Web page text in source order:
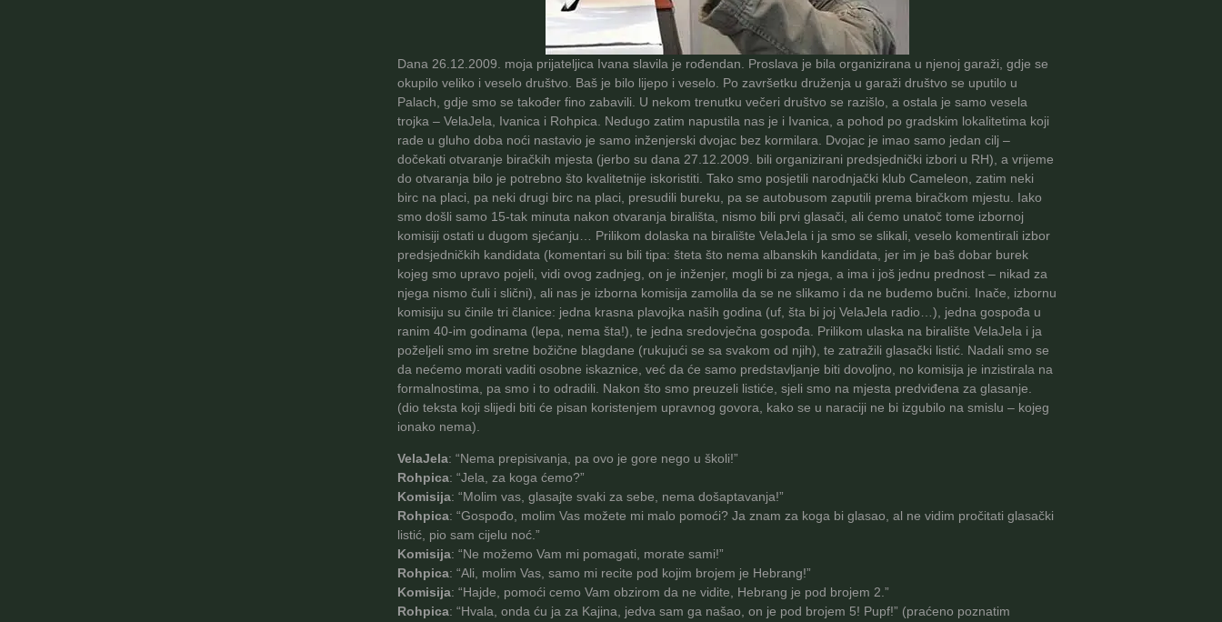
Dana 26.12.2009. moja prijateljica Ivana slavila je rođendan. Proslava je bila organizirana u njenoj garaži, gdje se
okupilo veliko i veselo društvo. Baš je bilo lijepo i veselo. Po završetku druženja u garaži društvo se uputilo u
Palach, gdje smo se također fino zabavili. U nekom trenutku večeri društvo se razišlo, a ostala je samo vesela
trojka – VelaJela, Ivanica i Rohpica. Nedugo zatim napustila nas je i Ivanica, a pohod po gradskim lokalitetima koji
rade u gluho doba noći nastavio je samo inženjerski dvojac bez kormilara. Dvojac je imao samo jedan cilj –
dočekati otvaranje biračkih mjesta (jerbo su dana 27.12.2009. bili organizirani predsjednički izbori u RH), a vrijeme
do otvaranja bilo je potrebno što kvalitetnije iskoristiti. Tako smo posjetili narodnjački klub Cameleon, zatim neki
birc na placi, pa neki drugi birc na placi, presudili bureku, pa se autobusom zaputili prema biračkom mjestu. Iako
smo došli samo 15-tak minuta nakon otvaranja birališta, nismo bili prvi glasači, ali ćemo unatoč tome izbornoj
komisiji ostati u dugom sjećanju… Prilikom dolaska na biralište VelaJela i ja smo se slikali, veselo komentirali izbor
predsjedničkih kandidata (komentari su bili tipa: šteta što nema albanskih kandidata, jer im je baš dobar burek
kojeg smo upravo pojeli, vidi ovog zadnjeg, on je inženjer, mogli bi za njega, a ima i još jednu prednost – nikad za
njega nismo čuli i slični), ali nas je izborna komisija zamolila da se ne slikamo i da ne budemo bučni. Inače, izbornu
komisiju su činile tri članice: jedna krasna plavojka naših godina (uf, šta bi joj VelaJela radio…), jedna gospođa u
ranim 40-im godinama (lepa, nema šta!), te jedna sredovječna gospođa. Prilikom ulaska na biralište VelaJela i ja
poželjeli smo im sretne božične blagdane (rukujući se sa svakom od njih), te zatražili glasački listić. Nadali smo se
da nećemo morati vaditi osobne iskaznice, već da će samo predstavljanje biti dovoljno, no komisija je inzistirala na
formalnostima, pa smo i to odradili. Nakon što smo preuzeli listiće, sjeli smo na mjesta predviđena za glasanje.
(dio teksta koji slijedi biti će pisan koristenjem upravnog govora, kako se u naraciji ne bi izgubilo na smislu – kojeg
ionako nema).
VelaJela: “Nema prepisivanja, pa ovo je gore nego u školi!”
Rohpica: “Jela, za koga ćemo?”
Komisija: “Molim vas, glasajte svaki za sebe, nema došaptavanja!”
Rohpica: “Gospođo, molim Vas možete mi malo pomoći? Ja znam za koga bi glasao, al ne vidim pročitati glasački
listić, pio sam cijelu noć.”
Komisija: “Ne možemo Vam mi pomagati, morate sami!”
Rohpica: “Ali, molim Vas, samo mi recite pod kojim brojem je Hebrang!”
Komisija: “Hajde, pomoći cemo Vam obzirom da ne vidite, Hebrang je pod brojem 2.”
Rohpica: “Hvala, onda ću ja za Kajina, jedva sam ga našao, on je pod brojem 5! Pupf!” (praćeno poznatim